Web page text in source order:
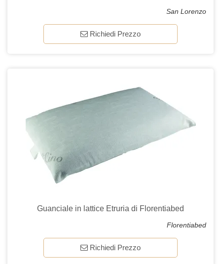
San Lorenzo
Richiedi Prezzo
Guanciale in lattice Etruria di Florentiabed
Florentiabed
Richiedi Prezzo